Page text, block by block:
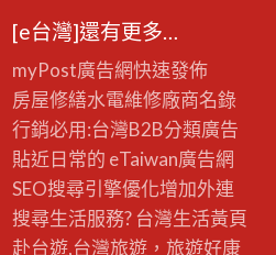
[e台灣]還有更多…
myPost廣告網快速發佈
房屋修繕水電維修廠商名錄
行銷必用:台灣B2B分類廣告
貼近日常的 eTaiwan廣告網
SEO搜尋引擎優化增加外連
搜尋生活服務? 台灣生活黃頁
赴台遊,台灣旅遊，旅遊好康